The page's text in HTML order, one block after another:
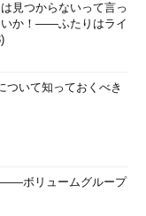
見つからないって言っ
いか！――ふたりはライ
ついて知っておくべき
――ボリュームグループ